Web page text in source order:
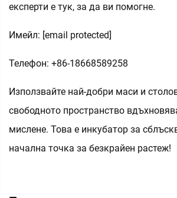
експерти е тук, за да ви помогне.
Имейл: [email protected]
Телефон: +86-18668589258
Използвайте най-добри маси и
свободното пространство
мислене. Това е инкубатор за
начална точка за безкрайен растеж!